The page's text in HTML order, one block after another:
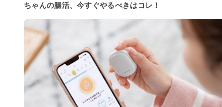
ちゃんの腸活、今すぐやるべきはコレ！